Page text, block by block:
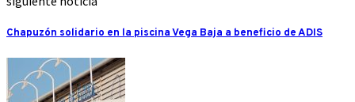
Chapuzón solidario en la piscina Vega Baja a beneficio de ADIS